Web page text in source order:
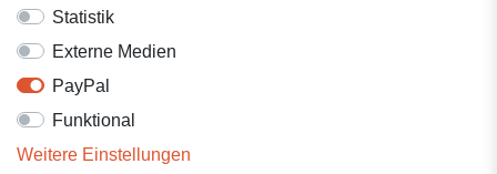
Statistik
Externe Medien
PayPal
Funktional
Weitere Einstellungen